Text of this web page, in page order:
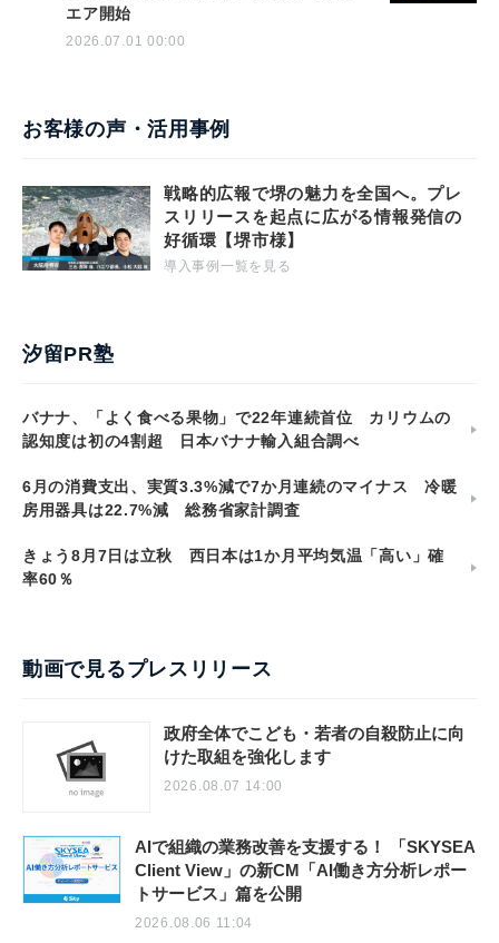
エア開始
2026.07.01 00:00
お客様の声・活用事例
戦略的広報で堺の魅力を全国へ。プレ
スリリースを起点に広がる情報発信の
好循環【堺市様】
導入事例一覧を見る
汐留PR塾
バナナ、「よく食べる果物」で22年連続首位 カリウムの
認知度は初の4割超 日本バナナ輸入組合調べ
6月の消費支出、実質3.3%減で7か月連続のマイナス 冷暖
房用器具は22.7%減 総務省家計調査
きょう8月7日は立秋 西日本は1か月平均気温「高い」確
率60％
動画で見るプレスリリース
政府全体でこども・若者の自殺防止に向
けた取組を強化します
2026.08.07 14:00
AIで組織の業務改善を支援する！ 「SKYSEA
Client View」の新CM「AI働き方分析レポー
トサービス」篇を公開
2026.08.06 11:04